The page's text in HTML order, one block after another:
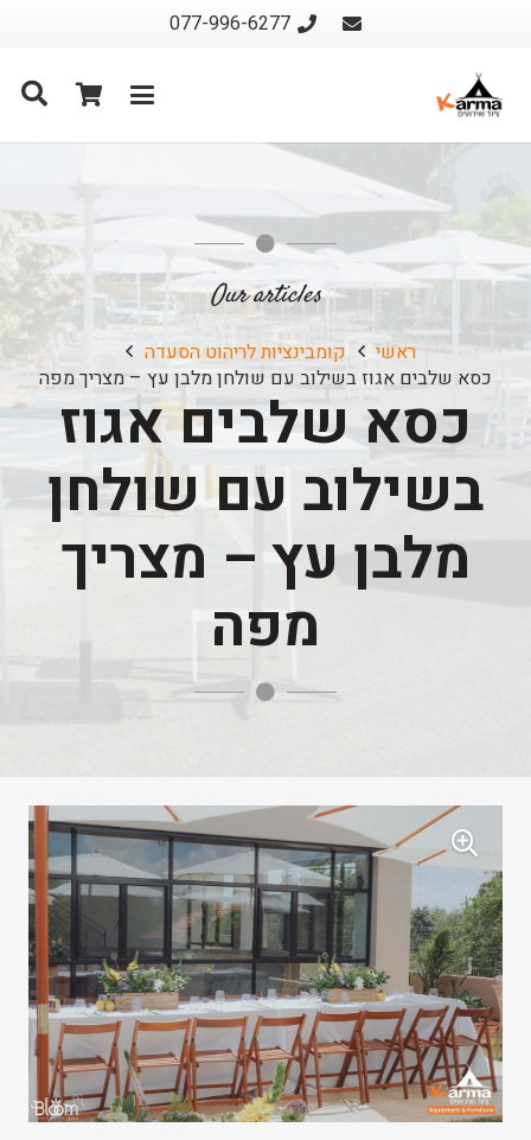
077-996-6277
Our articles
ראשי
קומבינציות לריהוט הסעדה
כסא שלבים אגוז בשילוב עם שולחן מלבן עץ – מצריך מפה
כסא שלבים אגוז
בשילוב עם שולחן
מלבן עץ – מצריך
מפה